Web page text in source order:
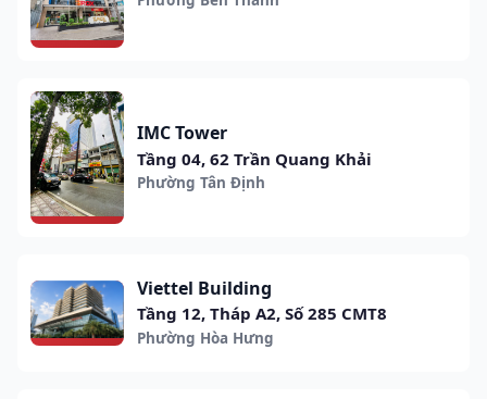
IMC Tower
Tầng 04, 62 Trần Quang Khải
Phường Tân Định
Viettel Building
Tầng 12, Tháp A2, Số 285 CMT8
Phường Hòa Hưng